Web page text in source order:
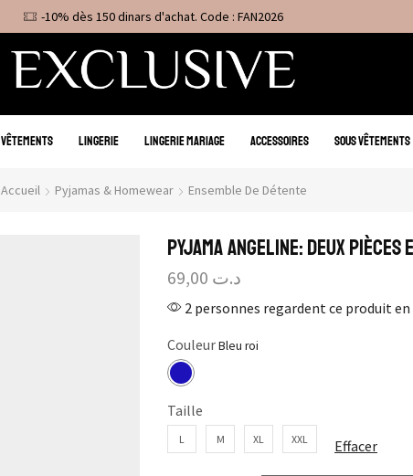
-10% dès 150 dinars d'achat. Code : FAN2026
VÊTEMENTS LINGERIE LINGERIE MARIAGE ACCESSOIRES SOUS VÊTEMENTS
Accueil Pyjamas & Homewear Ensemble De Détente
Pyjama Angeline: Deux
د.ت
2 personnes regardent ce produit
Couleur
Taille
L M XL XXL Effacer